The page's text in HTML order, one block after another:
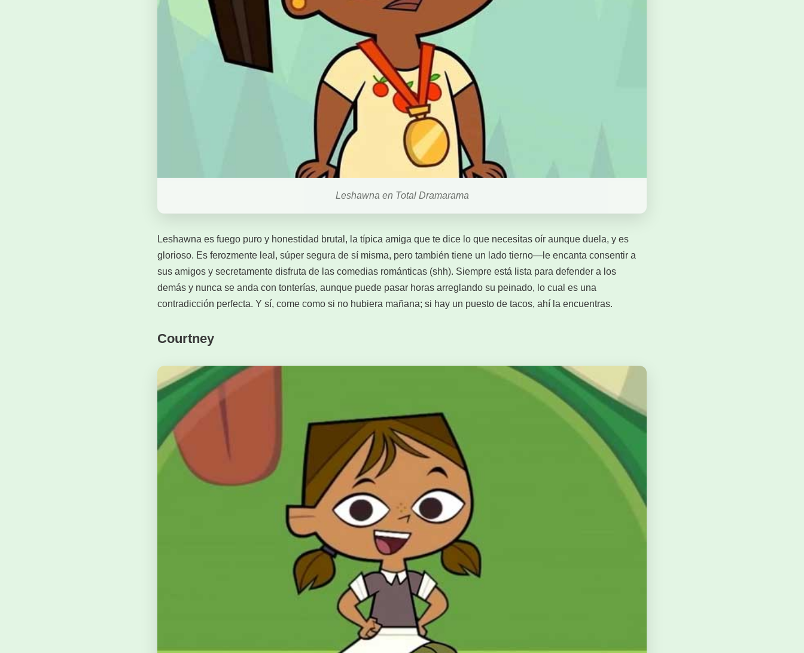
Leshawna en Total Dramarama
Leshawna es fuego puro y honestidad brutal, la típica amiga que te dice lo que necesitas oír aunque duela, y es
glorioso. Es ferozmente leal, súper segura de sí misma, pero también tiene un lado tierno—le encanta consentir a
sus amigos y secretamente disfruta de las comedias románticas (shh). Siempre está lista para defender a los
demás y nunca se anda con tonterías, aunque puede pasar horas arreglando su peinado, lo cual es una
contradicción perfecta. Y sí, come como si no hubiera mañana; si hay un puesto de tacos, ahí la encuentras.
Courtney